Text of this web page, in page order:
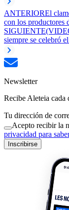
ANTERIOREl
con los productores
SIGUIENTE
siempre se celebró
Newsletter
Recibe Aleteia cada
Tu dirección de
Acepto recibir la
privacidad para
Inscribirse